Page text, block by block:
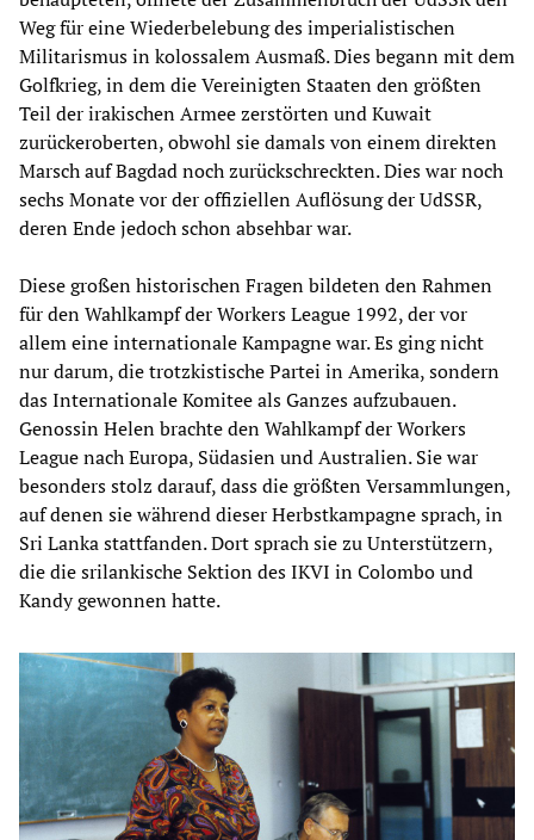
Weg für eine Wiederbelebung des imperialistischen
Militarismus in kolossalem Ausmaß. Dies begann mit dem
Golfkrieg, in dem die Vereinigten Staaten den größten
Teil der irakischen Armee zerstörten und Kuwait
zurückeroberten, obwohl sie damals von einem direkten
Marsch auf Bagdad noch zurückschreckten. Dies war noch
sechs Monate vor der offiziellen Auflösung der UdSSR,
deren Ende jedoch schon absehbar war.
Diese großen historischen Fragen bildeten den Rahmen
für den Wahlkampf der Workers League 1992, der vor
allem eine internationale Kampagne war. Es ging nicht
nur darum, die trotzkistische Partei in Amerika, sondern
das Internationale Komitee als Ganzes aufzubauen.
Genossin Helen brachte den Wahlkampf der Workers
League nach Europa, Südasien und Australien. Sie war
besonders stolz darauf, dass die größten Versammlungen,
auf denen sie während dieser Herbstkampagne sprach, in
Sri Lanka stattfanden. Dort sprach sie zu Unterstützern,
die die srilankische Sektion des IKVI in Colombo und
Kandy gewonnen hatte.